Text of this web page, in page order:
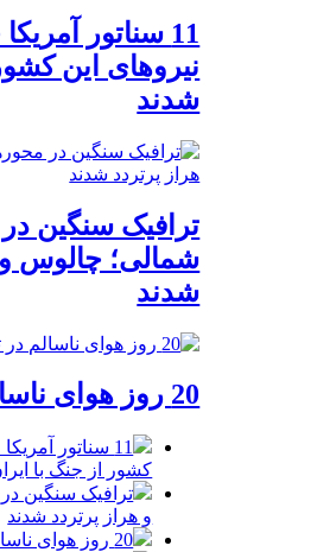
11 سناتور
نیروهای این
شدند
ترافیک سنگین
شمالی؛ چالوس و
شدند
20 روز هوای ناسالم در تهران
11 سناتور
کشور از جنگ با
ترافیک سنگین
و هراز پرتردد شدند
20 روز هوای ناسالم در تهران